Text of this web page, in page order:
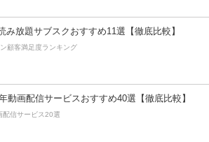
み放題サブスクおすすめ11選【徹底比較】
顧客満足度ランキング
動画配信サービスおすすめ40選【徹底比較】
配信サービス20選